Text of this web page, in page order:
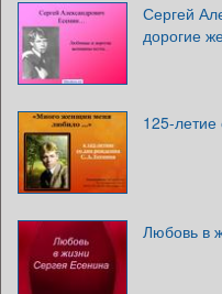
Сергей
дорогие
125-
Любовь в